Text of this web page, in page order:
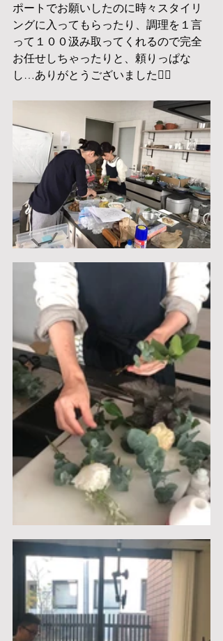
ポートでお願いしたのに時々スタイリ
ングに入ってもらったり、調理を１言
って１００汲み取ってくれるので完全
お任せしちゃったりと、頼りっぱな
し…ありがとうございました🙇‍♀️